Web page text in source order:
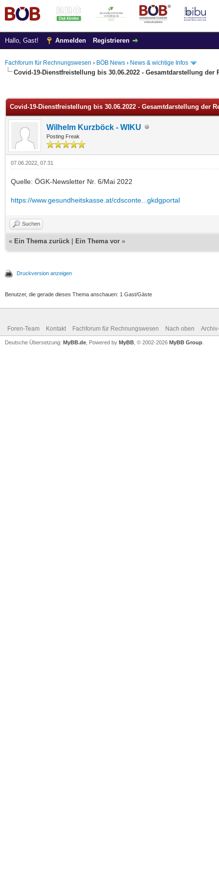
Hallo, Gast! Anmelden Registrieren
Fachforum für Rechnungswesen › BÖB News › News & wichtige Infos
Covid-19-Dienstfreistellung bis 30.06.2022 - Gesamtdarstellung der
Covid-19-Dienstfreistellung bis 30.06.2022 - Gesamtdarstellung der
Wilhelm Kurzböck - WIKU
Posting Freak
07.06.2022, 07:31
Quelle: ÖGK-Newsletter Nr. 6/Mai 2022
https://www.gesundheitskasse.at/cdsconte...gkdgportal
Suchen
« Ein Thema zurück Ein Thema vor »
Druckversion anzeigen
Benutzer, die gerade dieses Thema anschauen: 1 Gast/Gäste
Foren-Team Kontakt Fachforum für Rechnungswesen Nach oben
Deutsche Übersetzung: MyBB.de , Powered by MyBB , © 2002-2026 MyBB Group